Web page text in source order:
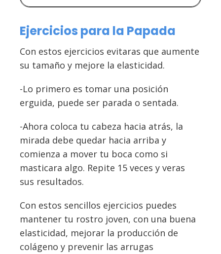
Ejercicios para la Papada
Con estos ejercicios evitaras que aumente
su tamaño y mejore la elasticidad.
-Lo primero es tomar una posición
erguida, puede ser parada o sentada.
-Ahora coloca tu cabeza hacia atrás, la
mirada debe quedar hacia arriba y
comienza a mover tu boca como si
masticara algo. Repite 15 veces y veras
sus resultados.
Con estos sencillos ejercicios puedes
mantener tu rostro joven, con una buena
elasticidad, mejorar la producción de
colágeno y prevenir las arrugas